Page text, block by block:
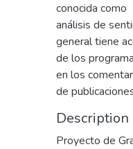
conocida como
análisis de
general tiene
de los
en los
de
Description
Proyecto de